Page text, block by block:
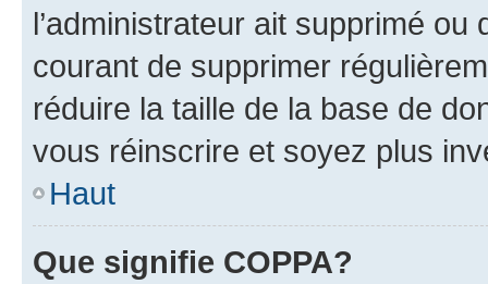
l’administrateur ait supprimé
courant de supprimer
réduire la taille de la base de
vous réinscrire et soyez plus
Haut
Que signifie COPPA?